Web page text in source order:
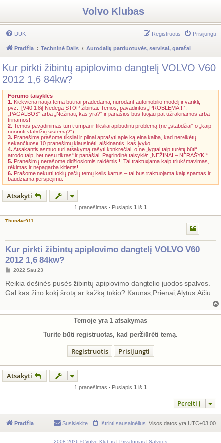
Volvo Klubas
DUK Prisijungti
Registruotis
Pradžia Techninė Dalis Autodalių parduotuvės, servisai, garažai
Kur pirkti žibintų apiplovimo dangtelį VOLVO V60
2012 1,6 84kw?
Forumo taisyklės
1. Kiekviena nauja tema būtinai pradedama, nurodant automobilio modelį ir variklį,
pvz.: [V40 1,8i] Nedega STOP žibintai. Temos, pavadintos „PROBLEMA!!!“,
„PAGALBOS“ arba „Nežinau, kas yra?“ ir panašios bus tuojau pat užrakinamos arba
trinamos!
2. Temos pavadinimas turi trumpai ir tiksliai apibūdinti problemą (ne „stabdžiai“ o „kaip
nuorinti stabdžių sistemą?“)
3. Pranešime prašome tiksliai ir pilnai aprašyti apie ką eina kalba, kad nereikėtų
sekančiuose 10 pranešimų klausinėti, aiškinantis, kas įvyko...
4.Atsakantis asmuo turi atsakymą rašyti konkrečiai, o ne „lygtai taip turėtų būti“,
atrodo taip, bet nesu tikras“ ir panašiai. Pagrindinė taisyklė: „NEŽINAI – NERAŠYK!“
5. Pranešimų nerašome didžiosiomis raidėmis!!! Tai traktuojama kaip triukšmavimas,
rėkimas ir nepagarba kitiems!
6. Prašome nekurti tokių pačių temų kelis kartus – tai bus traktuojama kaip spamas ir
baudžiama perspėjimu.
Atsakyti
1 pranešimas • Puslapis 1 iš 1
Thunder911
Kur pirkti žibintų apiplovimo dangtelį VOLVO V60
2012 1,6 84kw?
S
a
n
d
t
2022 Sau 23
Reikia dešinės pusės žibintų apiplovimo dangtelio juodos spalvos.
Gal kas žino kokį šrotą ar kažką tokio? Kaunas,Prienai,Alytus.Ačiū.
i
Temoje yra 1 atsakymas
Turite būti registruotas, kad peržiūrėti temą.
Registruotis Prisijungti
Atsakyti
1 pranešimas • Puslapis 1 iš 1
Pereiti į
Pradžia Visos datos yra UTC+03:00
Ištrinti sausainėlius
Susisiekite
2008-2026 © Volvo Klubas | Privatumas | Sąlygos